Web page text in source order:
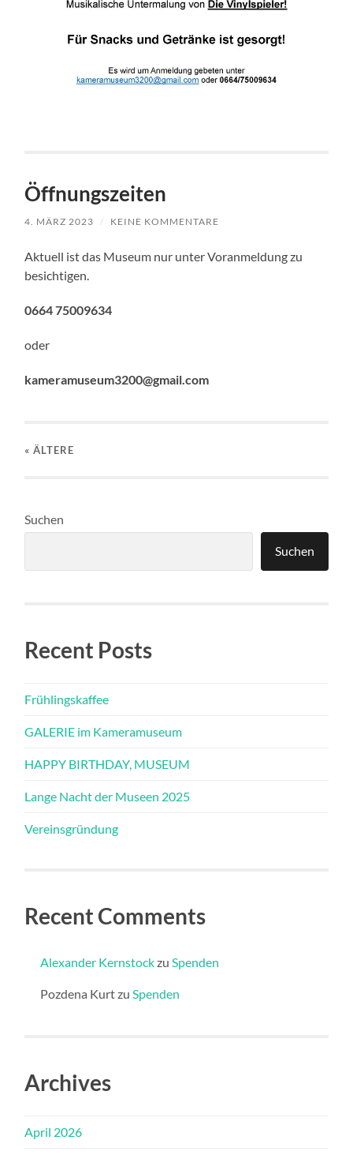
Öffnungszeiten
4. MÄRZ 2023 / KEINE KOMMENTARE
Aktuell ist das Museum nur unter Voranmeldung zu
besichtigen.
0664 75009634
oder
kameramuseum3200@gmail.com
« ÄLTERE
Suchen
Suchen
Recent Posts
Frühlingskaffee
GALERIE im Kameramuseum
HAPPY BIRTHDAY, MUSEUM
Lange Nacht der Museen 2025
Vereinsgründung
Recent Comments
Alexander Kernstockzu Spenden
Pozdena Kurtzu Spenden
Archives
April 2026